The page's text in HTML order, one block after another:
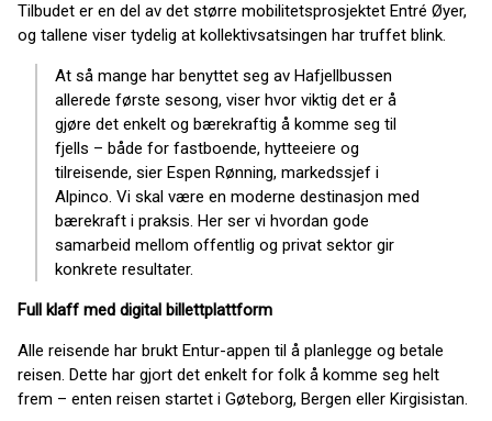
Tilbudet er en del av det større mobilitetsprosjektet Entré Øyer,
og tallene viser tydelig at kollektivsatsingen har truffet blink.
At så mange har benyttet seg av Hafjellbussen
allerede første sesong, viser hvor viktig det er å
gjøre det enkelt og bærekraftig å komme seg til
fjells – både for fastboende, hytteeiere og
tilreisende, sier Espen Rønning, markedssjef i
Alpinco. Vi skal være en moderne destinasjon med
bærekraft i praksis. Her ser vi hvordan gode
samarbeid mellom offentlig og privat sektor gir
konkrete resultater.
Full klaff med digital billettplattform
Alle reisende har brukt Entur-appen til å planlegge og betale
reisen. Dette har gjort det enkelt for folk å komme seg helt
frem – enten reisen startet i Gøteborg, Bergen eller Kirgisistan.